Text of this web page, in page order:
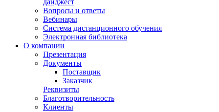
дайджест
Вопросы и ответы
Вебинары
Система дистанционного обучения
Электронная библиотека
О компании
Презентация
Документы
Поставщик
Заказчик
Реквизиты
Благотворительность
Клиенты